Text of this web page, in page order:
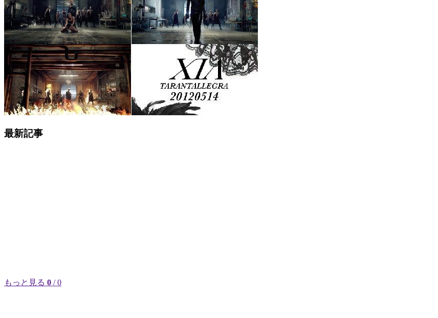
最新記事
もっと見る 0 / 0